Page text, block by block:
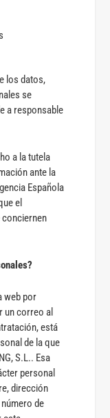
los datos,
se
a responsable
a la tutela
ante la
Española
el
web por
un correo al
está
de la que
S.L.. Esa
personal
dirección
de